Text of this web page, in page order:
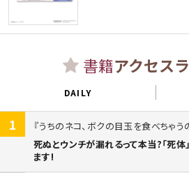
書籍アクセス
DAILY
1
うちのネコ、ボクの目玉を食べちゃう
死ぬとウンチが漏れるって本当?「死
ます!